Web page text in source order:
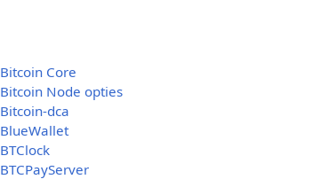
Bitcoin Core
Bitcoin Node opties
Bitcoin-dca
BlueWallet
BTClock
BTCPayServer